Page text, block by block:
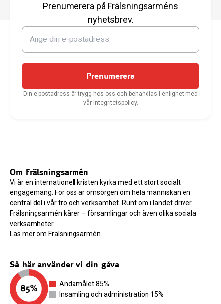
Prenumerera på Frälsningsarméns
nyhetsbrev.
Prenumerera
Din e-postadress är trygg hos oss och behandlas i enlighet med
vår integritetspolicy.
Om Frälsningsarmén
Vi är en internationell kristen kyrka med ett stort socialt
engagemang. För oss är omsorgen om hela människan en
central del i vår tro och verksamhet. Runt om i landet driver
Frälsningsarmén kårer – församlingar och även olika sociala
verksamheter.
Läs mer om Frälsningsarmén
Så här använder vi din gåva
Ändamålet 85%
Insamling och administration 15%